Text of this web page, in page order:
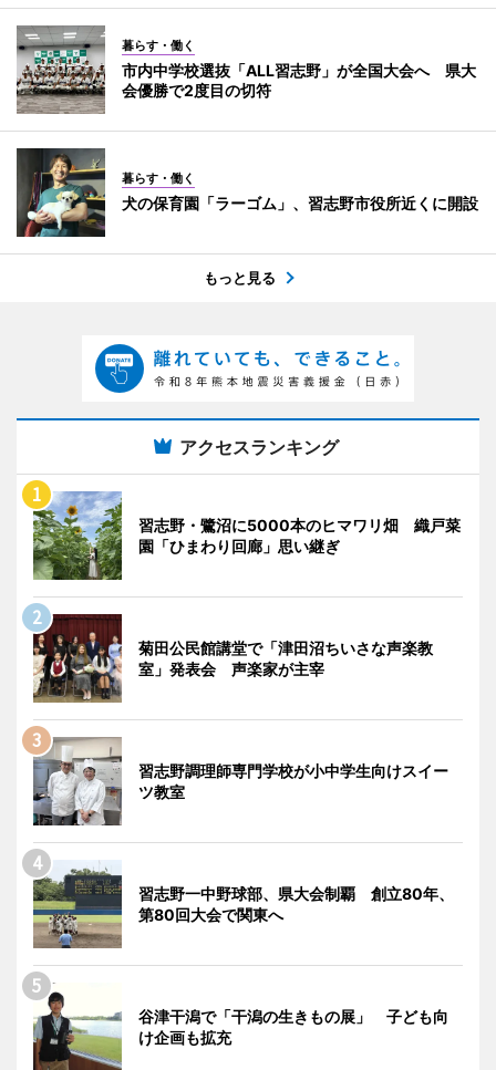
暮らす・働く
市内中学校選抜「ALL習志野」が全国大会へ 県大
会優勝で2度目の切符
暮らす・働く
犬の保育園「ラーゴム」、習志野市役所近くに開設
もっと見る
アクセスランキング
習志野・鷺沼に5000本のヒマワリ畑 織戸菜
園「ひまわり回廊」思い継ぎ
菊田公民館講堂で「津田沼ちいさな声楽教
室」発表会 声楽家が主宰
習志野調理師専門学校が小中学生向けスイー
ツ教室
習志野一中野球部、県大会制覇 創立80年、
第80回大会で関東へ
谷津干潟で「干潟の生きもの展」 子ども向
け企画も拡充